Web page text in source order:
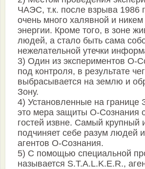
ЧАЭС, т.к. после взрыва 1986
очень много халявной и
энергии. Кроме того, в зоне
людей, а стало быть сама
нежелательной утечки
3) Один из экспериментов О-
под контроля, в результате
выбрасывается на землю и
Зону.
4) Установленные на границе
это мера защиты О-Сознания
гостей извне. Самый крупный
подчиняет себе разум людей
агентов О-Сознания.
5) С помощью специальной
называется S.T.A.L.K.E.R.,